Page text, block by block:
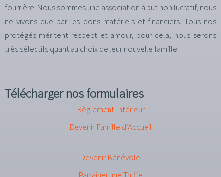
fourrière. Nous sommes une association à but non lucratif, nous
ne vivons que par les dons matériels et financiers. Tous nos
protégés méritent respect et amour, pour cela, nous serons
très sélectifs quant au choix de leur nouvelle famille.
Télécharger nos formulaires
Règlement Intérieur
Devenir Famille d’Accueil
Devenir Bénévole
Parrainer une Truffe